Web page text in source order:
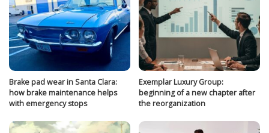
Brake pad wear in Santa Clara:
how brake maintenance helps
with emergency stops
Exemplar Luxury Group:
beginning of a new chapter after
the reorganization